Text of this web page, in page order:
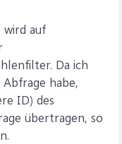
wird auf
Da ich
habe,
ID) des
übertragen, so